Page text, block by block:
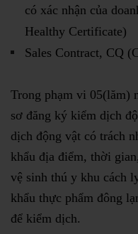
có xác nhận của
Healthy Certificate)
Sales Contract, CQ
Trong phạm vi 05(lăm)
sơ đăng ký kiểm dịch
dịch động vật có trách
khẩu địa điểm, thời
vệ sinh thú y khu cách
khẩu thực phẩm đông
để kiểm dịch.